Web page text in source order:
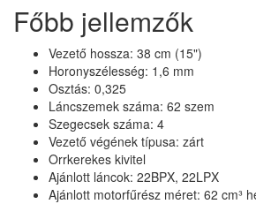
Főbb jellemzők
Vezető hossza: 38 cm (15")
Horonyszélesség: 1,6 mm
Osztás: 0,325
Láncszemek száma: 62 szem
Szegecsek száma: 4
Vezető végének típusa: zárt
Orrkerekes kivitel
Ajánlott láncok: 22BPX, 22LPX
Ajánlott motorfűrész méret: 62 cm³